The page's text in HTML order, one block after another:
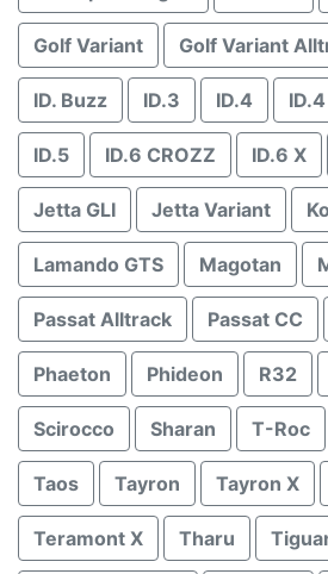
Golf Variant Golf Variant
ID. Buzz ID.3 ID.4
ID.5 ID.6 CROZZ ID.6 X
Jetta GLI Jetta Variant
Lamando GTS Magotan
Passat Alltrack Passat CC
Phaeton Phideon R32
Scirocco Sharan T-Roc
Taos Tayron Tayron X
Teramont X Tharu